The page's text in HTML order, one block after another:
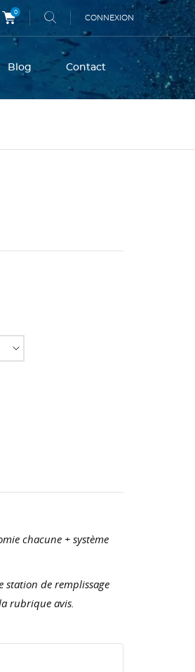
0
CONNEXION
Blog Contact
chacune + système
station de remplissage
rubrique avis.